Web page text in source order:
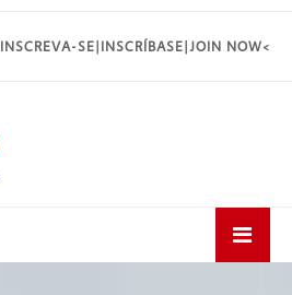
INSCREVA-SE|INSCRÍBASE|JOIN NOW<